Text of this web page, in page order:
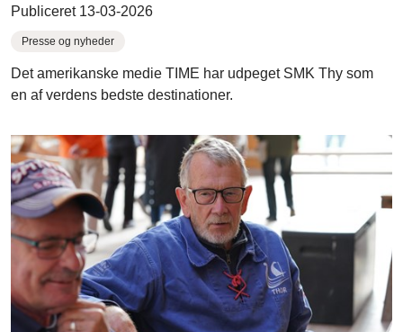
Publiceret 13-03-2026
Presse og nyheder
Det amerikanske medie TIME har udpeget SMK Thy som
en af verdens bedste destinationer.